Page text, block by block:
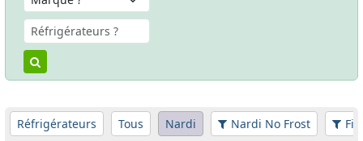
Réfrigérateurs Tous Nardi Nardi No Frost